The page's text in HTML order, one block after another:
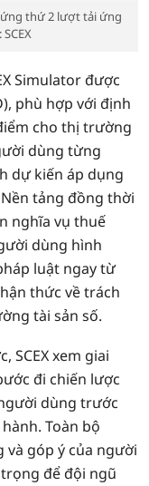
thứ 2 lượt tải ứng
Simulator được
phù hợp với định
cho thị trường
dùng từng
dự kiến áp dụng
tảng đồng thời
nghĩa vụ thuế
dùng hình
luật ngay từ
thức về trách
tài sản số.
SCEX xem giai
đi chiến lược
dùng trước
Toàn bộ
và góp ý của người
để đội ngũ